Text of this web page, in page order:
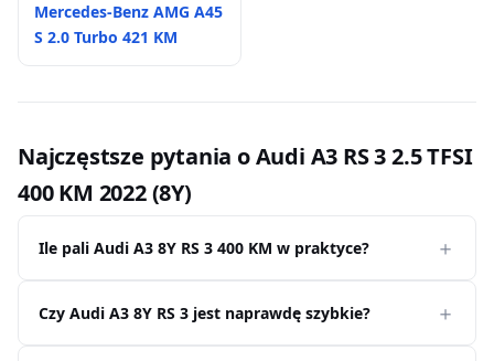
Mercedes-Benz AMG A45
S 2.0 Turbo 421 KM
Najczęstsze pytania o Audi A3 RS 3 2.5 TFSI
400 KM 2022 (8Y)
Ile pali Audi A3 8Y RS 3 400 KM w praktyce?
Czy Audi A3 8Y RS 3 jest naprawdę szybkie?